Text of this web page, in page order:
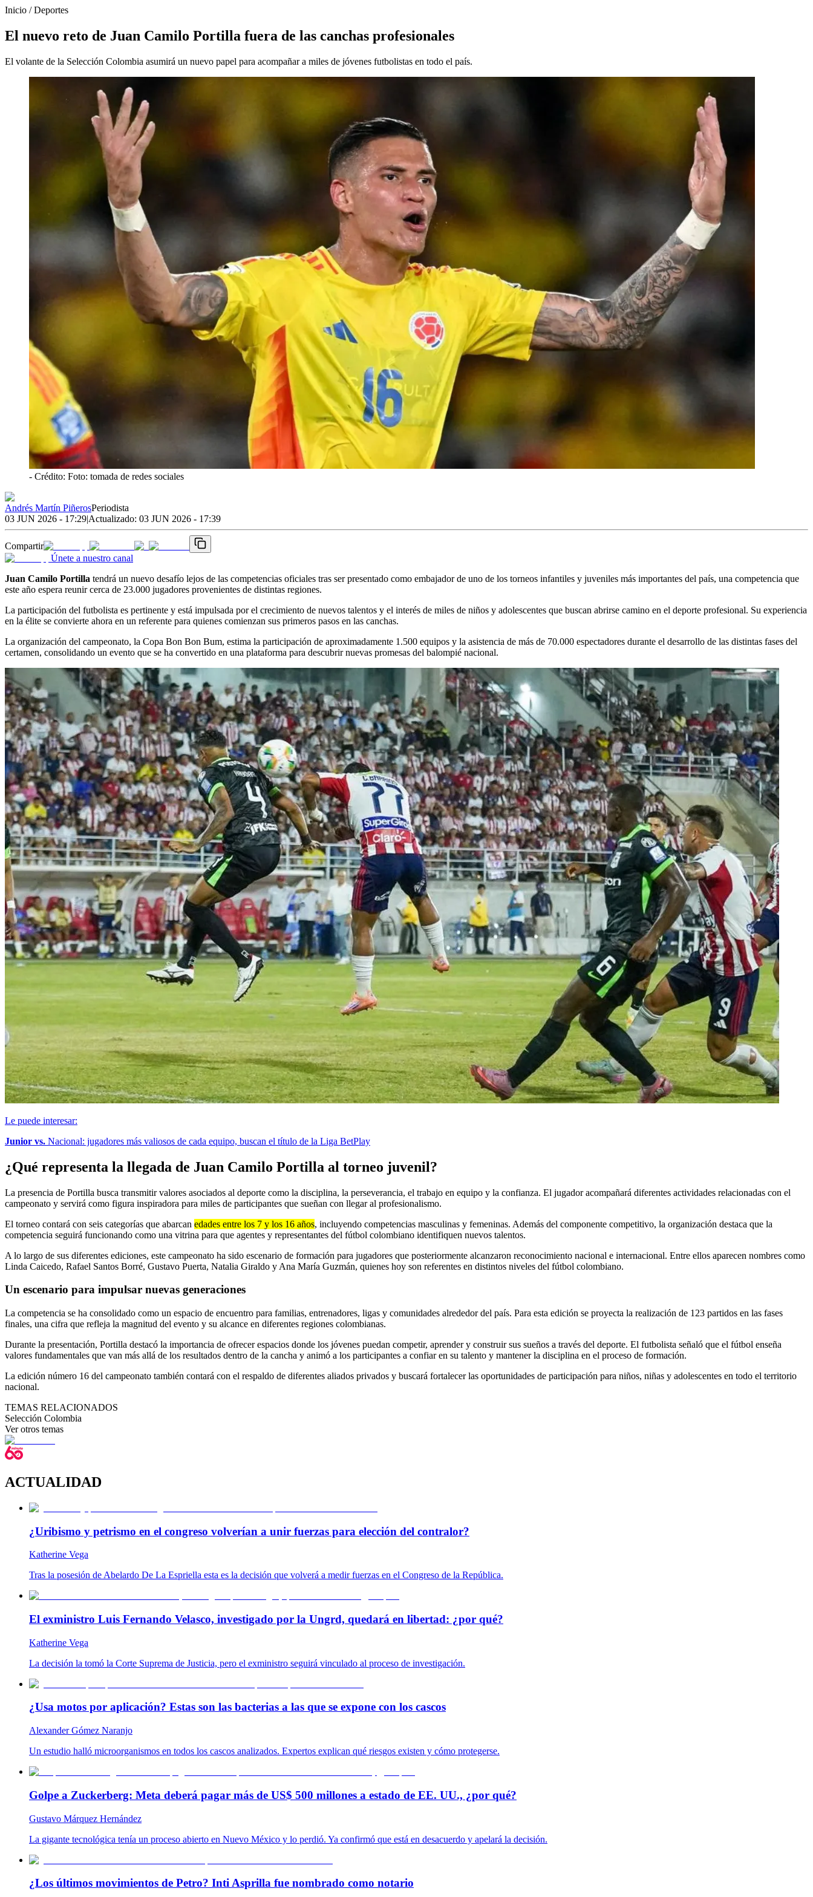
Inicio /Deportes
El nuevo reto de Juan Camilo Portilla fuera de las canchas profesionales
El volante de la Selección Colombia asumirá un nuevo papel para acompañar a miles de jóvenes futbolistas en todo el país.
- Crédito: Foto: tomada de redes sociales
Andrés Martín PiñerosPeriodista
03 JUN 2026 - 17:29|Actualizado: 03 JUN 2026 - 17:39
Compartir
Únete a nuestro canal
Juan Camilo Portilla tendrá un nuevo desafío lejos de las competencias oficiales tras ser presentado como embajador de uno de los torneos infantiles y juveniles más importantes del país, una competencia que
este año espera reunir cerca de 23.000 jugadores provenientes de distintas regiones.
La participación del futbolista es pertinente y está impulsada por el crecimiento de nuevos talentos y el interés de miles de niños y adolescentes que buscan abrirse camino en el deporte profesional. Su experiencia
en la élite se convierte ahora en un referente para quienes comienzan sus primeros pasos en las canchas.
La organización del campeonato, la Copa Bon Bon Bum, estima la participación de aproximadamente 1.500 equipos y la asistencia de más de 70.000 espectadores durante el desarrollo de las distintas fases del
certamen, consolidando un evento que se ha convertido en una plataforma para descubrir nuevas promesas del balompié nacional.
Le puede interesar:
Junior vs. Nacional: jugadores más valiosos de cada equipo, buscan el título de la Liga BetPlay
¿Qué representa la llegada de Juan Camilo Portilla al torneo juvenil?
La presencia de Portilla busca transmitir valores asociados al deporte como la disciplina, la perseverancia, el trabajo en equipo y la confianza. El jugador acompañará diferentes actividades relacionadas con el
campeonato y servirá como figura inspiradora para miles de participantes que sueñan con llegar al profesionalismo.
El torneo contará con seis categorías que abarcan edades entre los 7 y los 16 años, incluyendo competencias masculinas y femeninas. Además del componente competitivo, la organización destaca que la
competencia seguirá funcionando como una vitrina para que agentes y representantes del fútbol colombiano identifiquen nuevos talentos.
A lo largo de sus diferentes ediciones, este campeonato ha sido escenario de formación para jugadores que posteriormente alcanzaron reconocimiento nacional e internacional. Entre ellos aparecen nombres como
Linda Caicedo, Rafael Santos Borré, Gustavo Puerta, Natalia Giraldo y Ana María Guzmán, quienes hoy son referentes en distintos niveles del fútbol colombiano.
Un escenario para impulsar nuevas generaciones
La competencia se ha consolidado como un espacio de encuentro para familias, entrenadores, ligas y comunidades alrededor del país. Para esta edición se proyecta la realización de 123 partidos en las fases
finales, una cifra que refleja la magnitud del evento y su alcance en diferentes regiones colombianas.
Durante la presentación, Portilla destacó la importancia de ofrecer espacios donde los jóvenes puedan competir, aprender y construir sus sueños a través del deporte. El futbolista señaló que el fútbol enseña
valores fundamentales que van más allá de los resultados dentro de la cancha y animó a los participantes a confiar en su talento y mantener la disciplina en el proceso de formación.
La edición número 16 del campeonato también contará con el respaldo de diferentes aliados privados y buscará fortalecer las oportunidades de participación para niños, niñas y adolescentes en todo el territorio
nacional.
TEMAS RELACIONADOS
Selección Colombia
Ver otros temas
ACTUALIDAD
¿Uribismo y petrismo en el congreso volverían a unir fuerzas para elección del contralor?
Katherine Vega
Tras la posesión de Abelardo De La Espriella esta es la decisión que volverá a medir fuerzas en el Congreso de la República.
El exministro Luis Fernando Velasco, investigado por la Ungrd, quedará en libertad: ¿por qué?
Katherine Vega
La decisión la tomó la Corte Suprema de Justicia, pero el exministro seguirá vinculado al proceso de investigación.
¿Usa motos por aplicación? Estas son las bacterias a las que se expone con los cascos
Alexander Gómez Naranjo
Un estudio halló microorganismos en todos los cascos analizados. Expertos explican qué riesgos existen y cómo protegerse.
Golpe a Zuckerberg: Meta deberá pagar más de US$ 500 millones a estado de EE. UU., ¿por qué?
Gustavo Márquez Hernández
La gigante tecnológica tenía un proceso abierto en Nuevo México y lo perdió. Ya confirmó que está en desacuerdo y apelará la decisión.
¿Los últimos movimientos de Petro? Inti Asprilla fue nombrado como notario